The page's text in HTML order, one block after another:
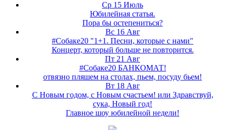
Ср 15 Июль
Юбилейная статья.
Пора бы остепениться?
Вс 16 Авг
#Собаке20 "1+1. Песни, которые с нами"
Концерт, который больше не повторится.
Пт 21 Авг
#Собаке20 БАНКОМАТ!
отвязно пляшем на столах, пьем, посуду бьем!
Вт 18 Авг
С Новым годом, с Новым счастьем! или Здравствуй,
сука, Новый год!
Главное шоу юбилейной недели!